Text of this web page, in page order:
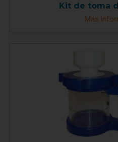
Kit de toma
Más